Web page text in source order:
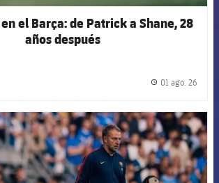
el Barça: de Patrick a Shane, 28
años después
01 ago. 26
FCB Barcelona badge